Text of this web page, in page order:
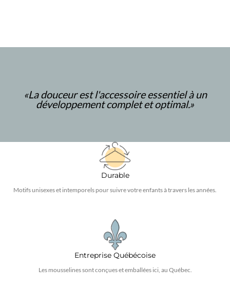
«La douceur est l'accessoire essentiel à un
développementcomplet et optimal.»
Durable
Motifs unisexes et intemporels pour suivre votre enfants à travers les années.
Entreprise Québécoise
Les mousselines sont conçues et emballées ici, au Québec.